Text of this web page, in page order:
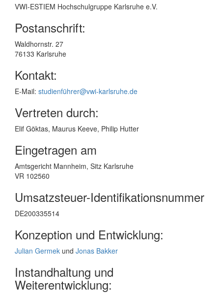
VWI-ESTIEM Hochschulgruppe Karlsruhe e.V.
Postanschrift:
Waldhornstr. 27
76133 Karlsruhe
Kontakt:
E-Mail: studienführer@vwi-karlsruhe.de
Vertreten durch:
Elif Göktas, Maurus Keeve, Philip Hutter
Eingetragen am
Amtsgericht Mannheim, Sitz Karlsruhe
VR 102560
Umsatzsteuer-Identifikationsnummer
DE200335514
Konzeption und Entwicklung:
Julian Germek und Jonas Bakker
Instandhaltung und
Weiterentwicklung: